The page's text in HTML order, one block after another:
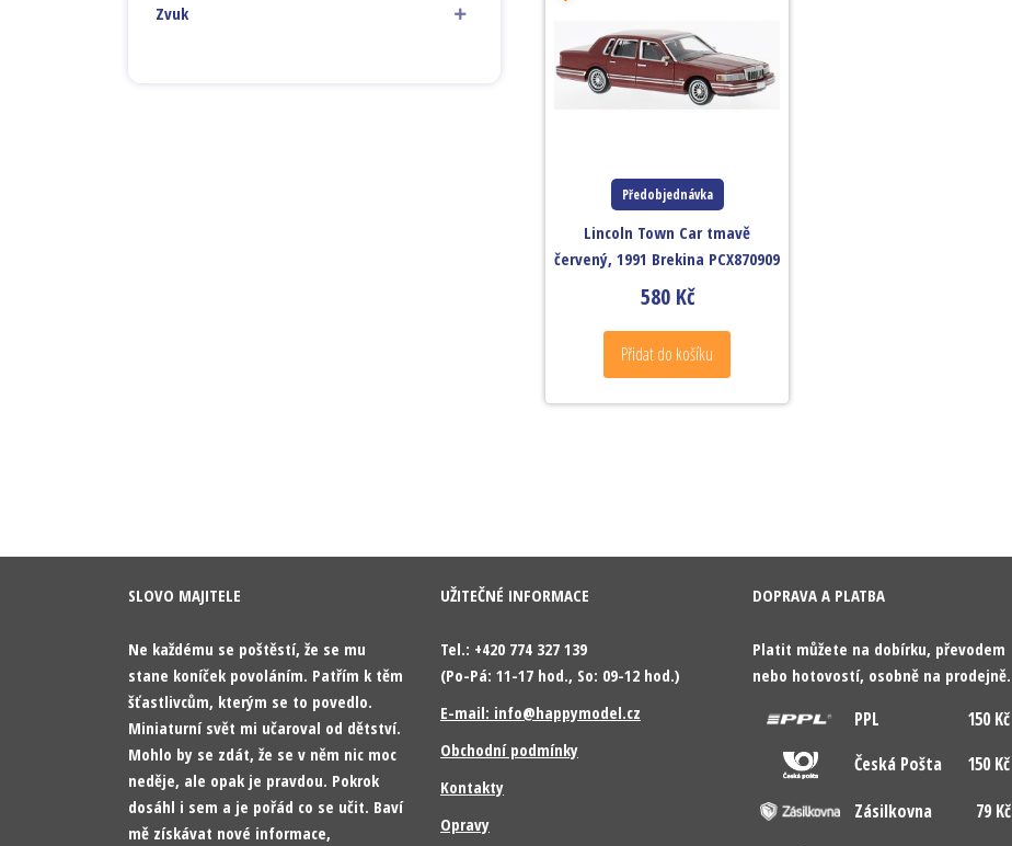
Předobjednávka
Lincoln Town Car tmavě
červený, 1991 Brekina PCX870909
580 Kč
Přidat do košíku
Zvuk
SLOVO MAJITELE
Ne každému se poštěstí, že se mu
stane koníček povoláním. Patřím k těm
šťastlivcům, kterým se to povedlo.
Miniaturní svět mi učaroval od dětství.
Mohlo by se zdát, že se v něm nic moc
neděje, ale opak je pravdou. Pokrok
dosáhl i sem a je pořád co se učit. Baví
mě získávat nové informace,
UŽITEČNÉ INFORMACE
Tel.: +420 774 327 139
(Po-Pá: 11-17 hod., So: 09-12 hod.)
E-mail: info@happymodel.cz
Obchodní podmínky
Kontakty
Opravy
DOPRAVA A PLATBA
Platit můžete na dobírku, převodem
nebo hotovostí, osobně na prodejně.
PPL
150 Kč
Česká Pošta
150 Kč
Zásilkovna
79 Kč